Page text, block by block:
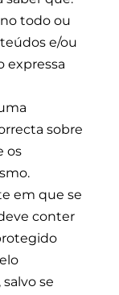
todo ou
e/ou
expressa
sobre
os
em que se
conter
se